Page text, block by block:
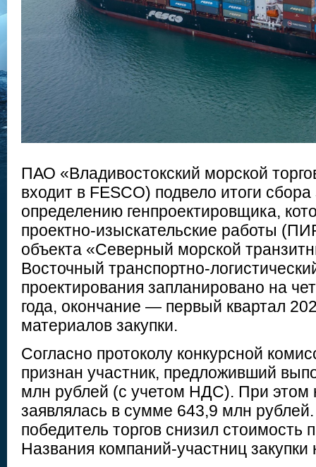
ПАО «Владивостокский морской
входит в FESCO) подвело итоги сбора
определению генпроектировщика,
проектно-изыскательские работы
объекта «Северный морской
Восточный транспортно-
проектирования запланировано на
года, окончание — первый квартал
материалов закупки.
Согласно протоколу конкурсной
признан участник, предложивший
млн рублей (с учетом НДС). При этом
заявлялась в сумме 643,9 млн
победитель торгов снизил стоимость
Названия компаний-участниц